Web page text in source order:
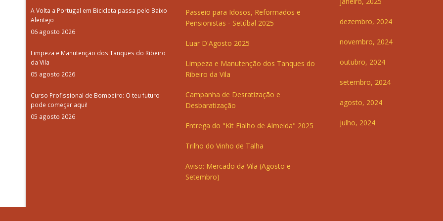
A Volta a Portugal em Bicicleta passa pelo Baixo
Alentejo
06 agosto 2026
Limpeza e Manutenção dos Tanques do Ribeiro
da Vila
05 agosto 2026
Curso Profissional de Bombeiro: O teu futuro
pode começar aqui!
05 agosto 2026
Passeio para Idosos, Reformados e
Pensionistas - Setúbal 2025
Luar D'Agosto 2025
Limpeza e Manutenção dos Tanques do
Ribeiro da Vila
Campanha de Desratização e
Desbaratização
Entrega do "Kit Fialho de Almeida" 2025
Trilho do Vinho de Talha
Aviso: Mercado da Vila (Agosto e
Setembro)
dezembro, 2024
novembro, 2024
outubro, 2024
setembro, 2024
agosto, 2024
julho, 2024